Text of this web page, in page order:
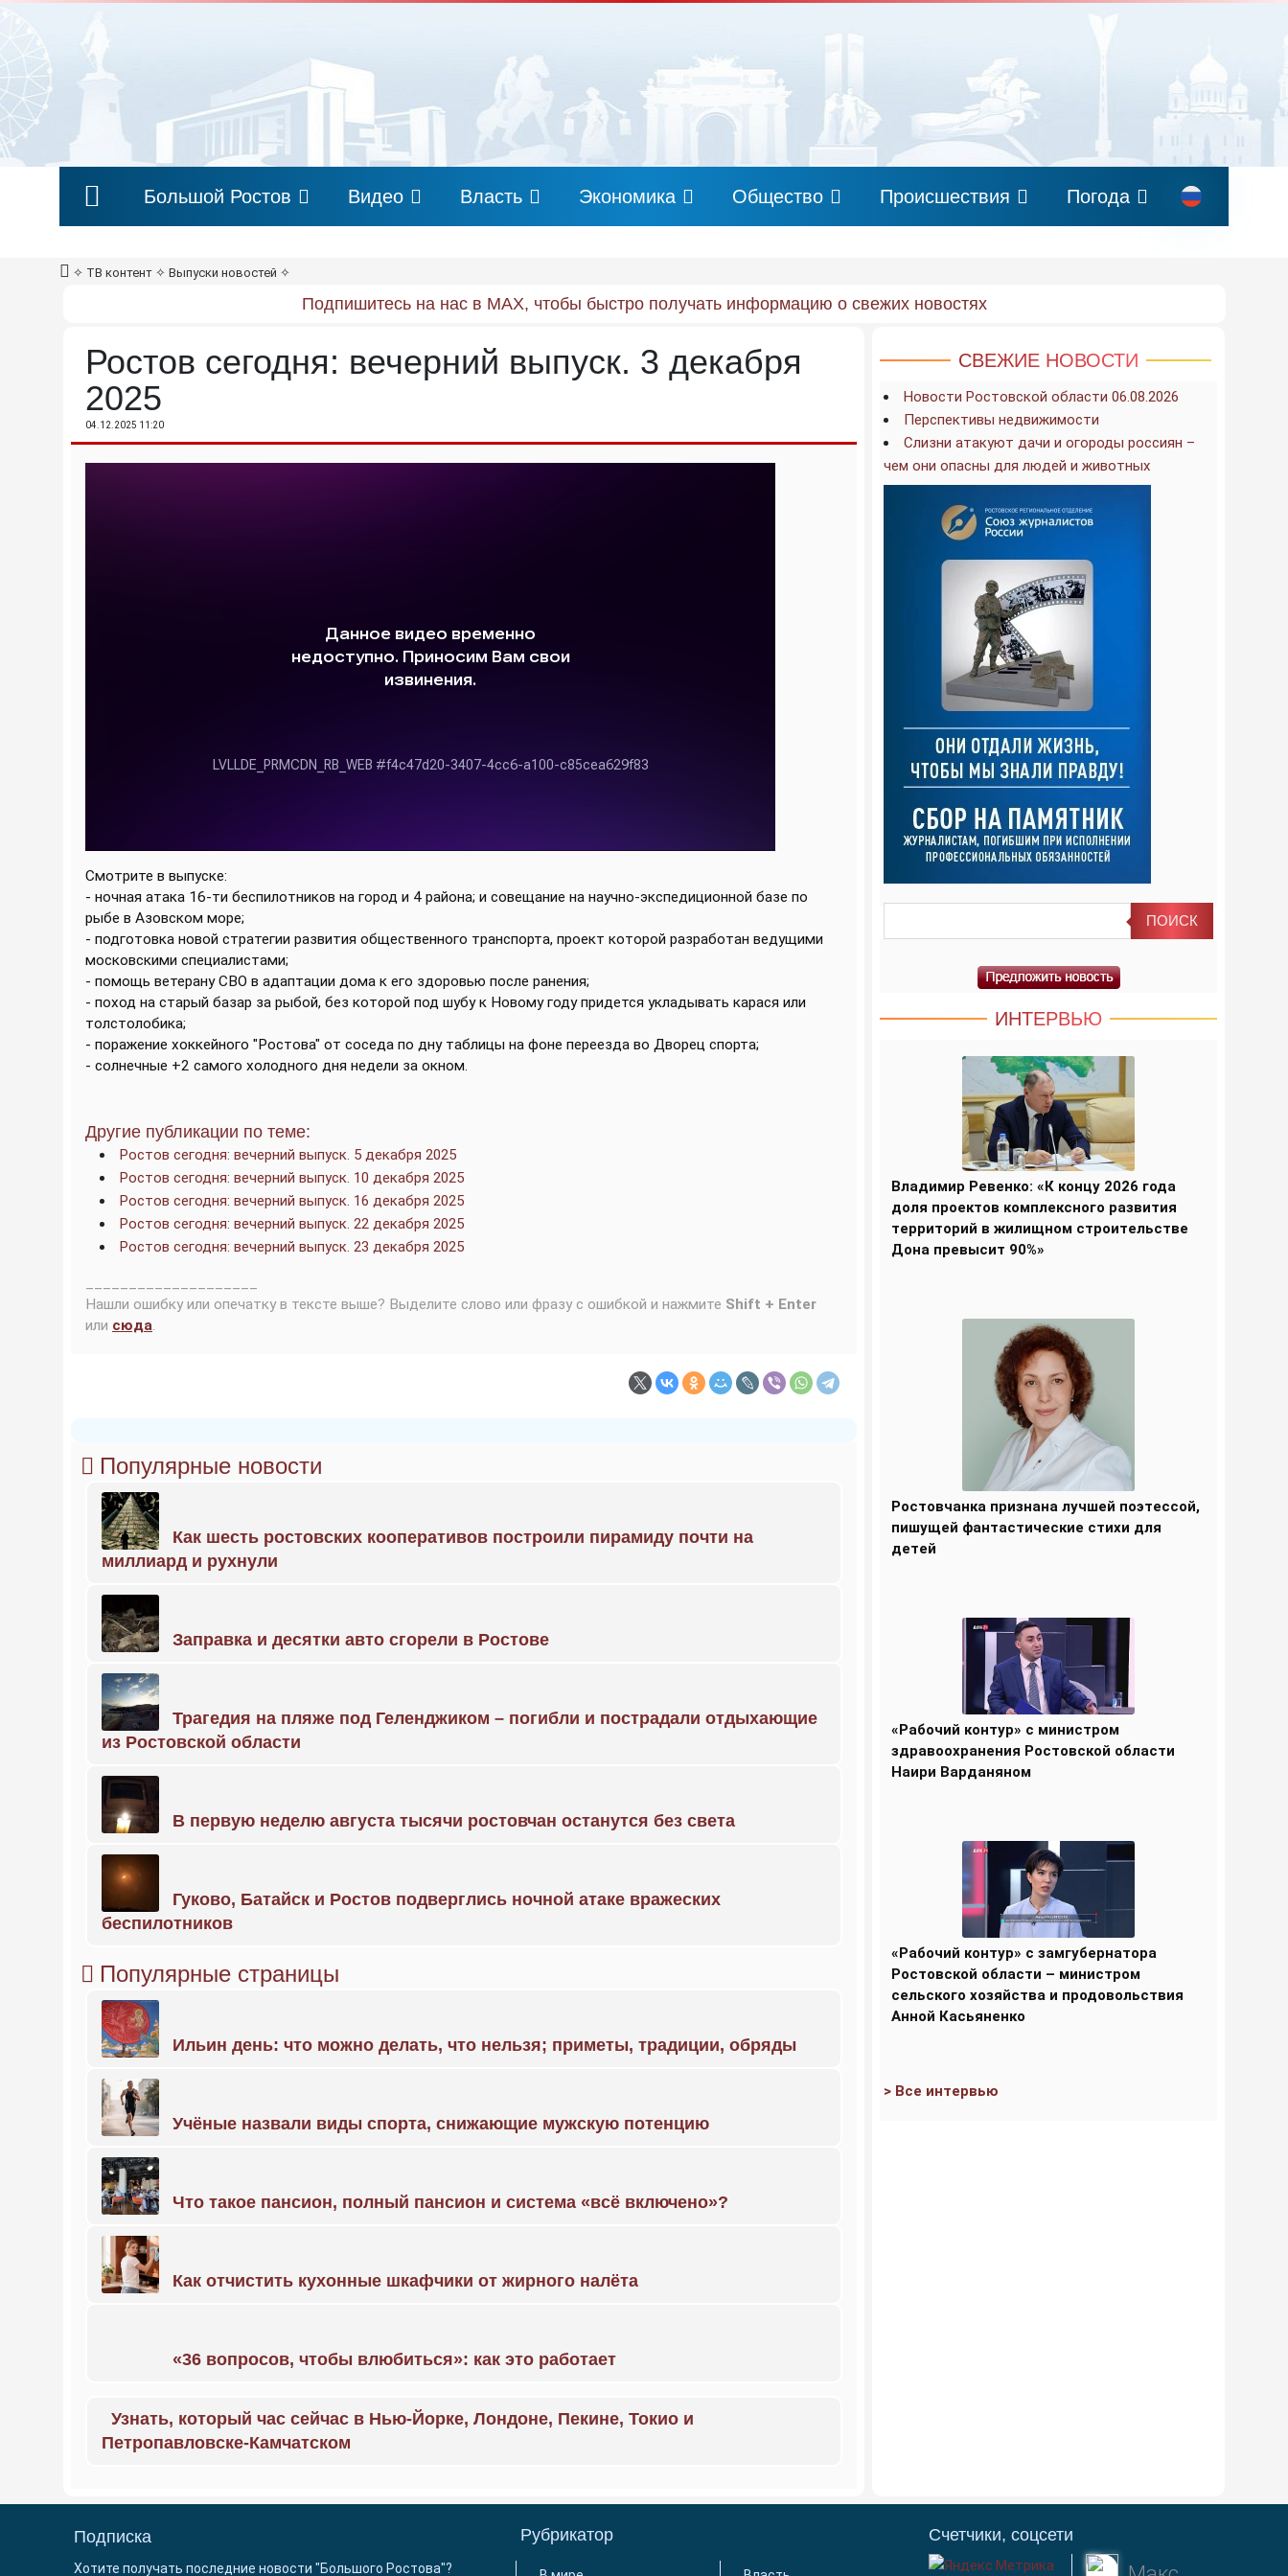
Большой Ростов Видео Власть Экономика Общество Происшествия Погода
✧ ТВ контент ✧ Выпуски новостей ✧
Подпишитесь на нас в MAX, чтобы быстро получать информацию о свежих новостях
Ростов сегодня: вечерний выпуск. 3 декабря
2025
04.12.2025 11:20
Смотрите в выпуске:
- ночная атака 16-ти беспилотников на город и 4 района; и совещание на научно-экспедиционной базе по
рыбе в Азовском море;
- подготовка новой стратегии развития общественного транспорта, проект которой разработан ведущими
московскими специалистами;
- помощь ветерану СВО в адаптации дома к его здоровью после ранения;
- поход на старый базар за рыбой, без которой под шубу к Новому году придется укладывать карася или
толстолобика;
- поражение хоккейного "Ростова" от соседа по дну таблицы на фоне переезда во Дворец спорта;
- солнечные +2 самого холодного дня недели за окном.
Другие публикации по теме:
Ростов сегодня: вечерний выпуск. 5 декабря 2025
Ростов сегодня: вечерний выпуск. 10 декабря 2025
Ростов сегодня: вечерний выпуск. 16 декабря 2025
Ростов сегодня: вечерний выпуск. 22 декабря 2025
Ростов сегодня: вечерний выпуск. 23 декабря 2025
Нашли ошибку или опечатку в тексте выше? Выделите слово или фразу с ошибкой и нажмите Shift + Enter
или сюда.
Популярные новости
Как шесть ростовских кооперативов построили пирамиду почти на
миллиард и рухнули
Заправка и десятки авто сгорели в Ростове
Трагедия на пляже под Геленджиком – погибли и пострадали отдыхающие
из Ростовской области
В первую неделю августа тысячи ростовчан останутся без света
Гуково, Батайск и Ростов подверглись ночной атаке вражеских
беспилотников
Популярные страницы
Ильин день: что можно делать, что нельзя; приметы, традиции, обряды
Учёные назвали виды спорта, снижающие мужскую потенцию
Что такое пансион, полный пансион и система «всё включено»?
Как отчистить кухонные шкафчики от жирного налёта
«36 вопросов, чтобы влюбиться»: как это работает
Узнать, который час сейчас в Нью-Йорке, Лондоне, Пекине, Токио и
Петропавловске-Камчатском
СВЕЖИЕ НОВОСТИ
Новости Ростовской области 06.08.2026
Перспективы недвижимости
Слизни атакуют дачи и огороды россиян –
чем они опасны для людей и животных
ИНТЕРВЬЮ
Владимир Ревенко: «К концу 2026 года
доля проектов комплексного развития
территорий в жилищном строительстве
Дона превысит 90%»
Ростовчанка признана лучшей поэтессой,
пишущей фантастические стихи для
детей
«Рабочий контур» с министром
здравоохранения Ростовской области
Наири Варданяном
«Рабочий контур» с замгубернатора
Ростовской области – министром
сельского хозяйства и продовольствия
Анной Касьяненко
> Все интервью
Подписка
Хотите получать последние новости "Большого Ростова"?
Рубрикатор Счетчики, соцсети